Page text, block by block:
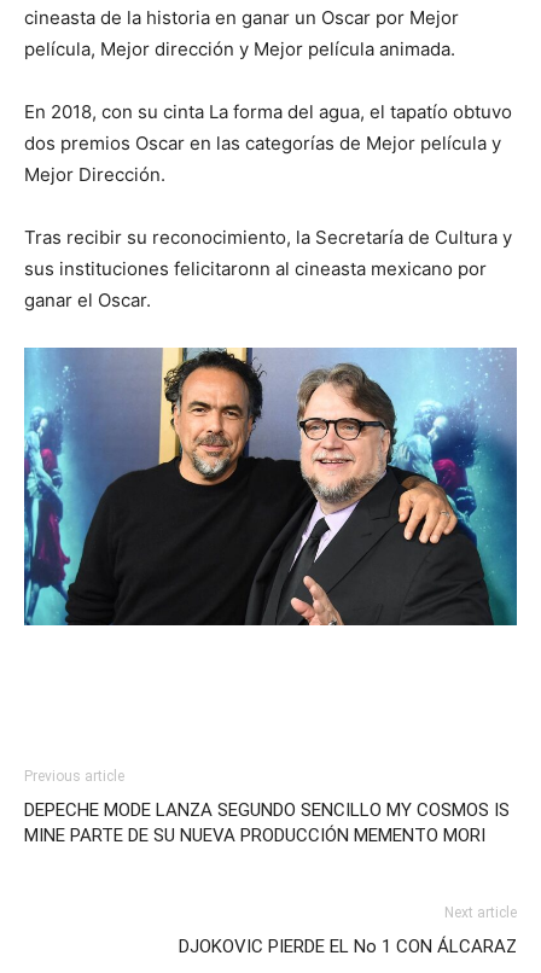
cineasta de la historia en ganar un Oscar por Mejor
película, Mejor dirección y Mejor película animada.
En 2018, con su cinta La forma del agua, el tapatío obtuvo
dos premios Oscar en las categorías de Mejor película y
Mejor Dirección.
Tras recibir su reconocimiento, la Secretaría de Cultura y
sus instituciones felicitaronn al cineasta mexicano por
ganar el Oscar.
Previous article
DEPECHE MODE LANZA SEGUNDO SENCILLO MY COSMOS IS
MINE PARTE DE SU NUEVA PRODUCCIÓN MEMENTO MORI
Next article
DJOKOVIC PIERDE EL No 1 CON ÁLCARAZ